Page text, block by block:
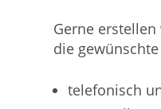
Gerne
die
telefonisch